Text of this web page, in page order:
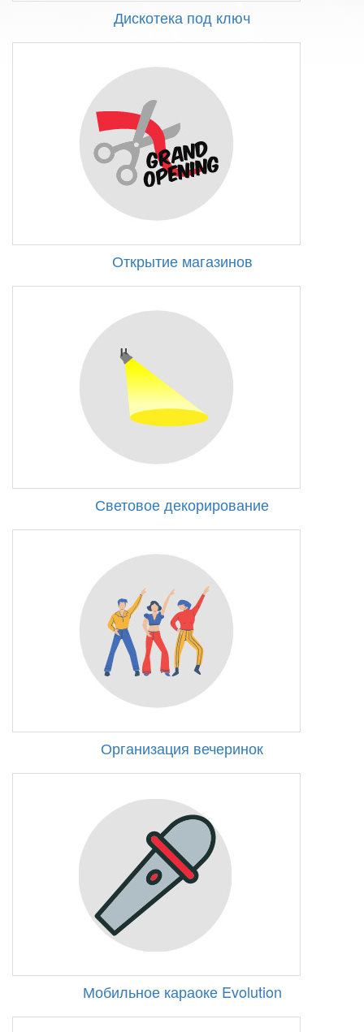
Дискотека под ключ
Открытие магазинов
Световое декорирование
Организация вечеринок
Мобильное караоке Evolution